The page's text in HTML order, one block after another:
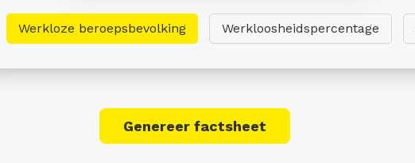
Werkloze beroepsbevolking Werkloosheidspercentage
Genereer factsheet